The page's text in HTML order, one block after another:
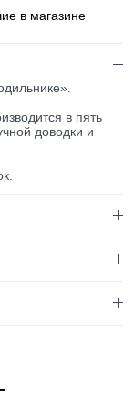
в магазине
в пять
доводки и